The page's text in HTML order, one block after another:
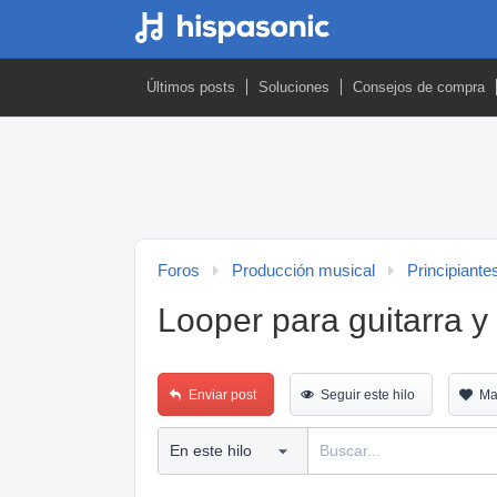
Últimos posts Soluciones Consejos de compra
Foros Producción musical
Looper para guitarra
Enviar post Seguir este hilo